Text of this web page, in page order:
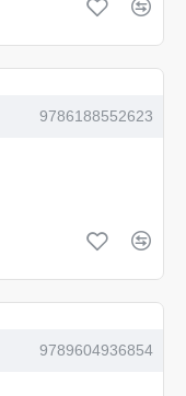
9786188552623
9789604936854